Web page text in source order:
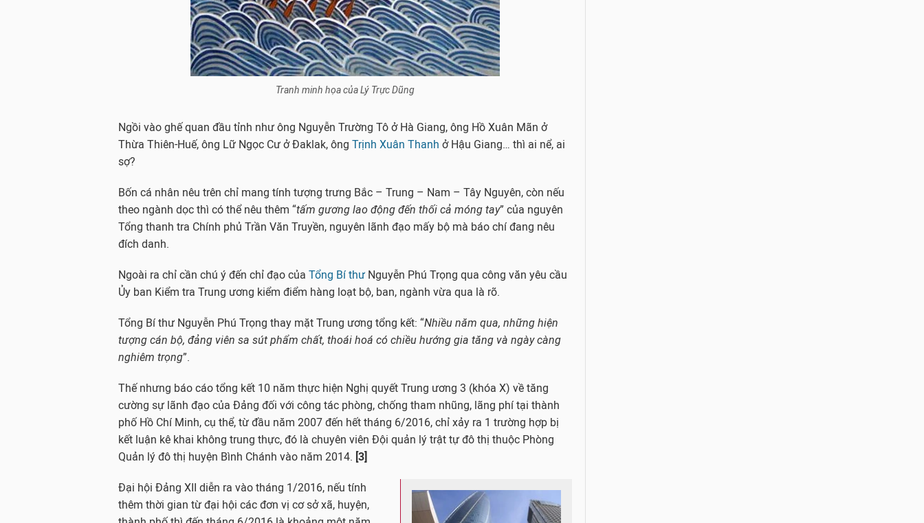
Tranh minh họa của Lý Trực Dũng
Ngồi vào ghế quan đầu tỉnh như ông Nguyễn Trường Tô ở Hà Giang, ông Hồ Xuân Mãn ở
Thừa Thiên-Huế, ông Lữ Ngọc Cư ở Đaklak, ông Trịnh Xuân Thanh ở Hậu Giang… thì ai nể, ai
sợ?
Bốn cá nhân nêu trên chỉ mang tính tượng trưng Bắc – Trung – Nam – Tây Nguyên, còn nếu
theo ngành dọc thì có thể nêu thêm “tấm gương lao động đến thối cả móng tay” của nguyên
Tổng thanh tra Chính phủ Trần Văn Truyền, nguyên lãnh đạo mấy bộ mà báo chí đang nêu
đích danh.
Ngoài ra chỉ cần chú ý đến chỉ đạo của Tổng Bí thư Nguyễn Phú Trọng qua công văn yêu cầu
Ủy ban Kiểm tra Trung ương kiểm điểm hàng loạt bộ, ban, ngành vừa qua là rõ.
Tổng Bí thư Nguyễn Phú Trọng thay mặt Trung ương tổng kết: “Nhiều năm qua, những hiện
tượng cán bộ, đảng viên sa sút phẩm chất, thoái hoá có chiều hướng gia tăng và ngày càng
nghiêm trọng”.
Thế nhưng báo cáo tổng kết 10 năm thực hiện Nghị quyết Trung ương 3 (khóa X) về tăng
cường sự lãnh đạo của Đảng đối với công tác phòng, chống tham nhũng, lãng phí tại thành
phố Hồ Chí Minh, cụ thể, từ đầu năm 2007 đến hết tháng 6/2016, chỉ xảy ra 1 trường hợp bị
kết luận kê khai không trung thực, đó là chuyên viên Đội quản lý trật tự đô thị thuộc Phòng
Quản lý đô thị huyện Bình Chánh vào năm 2014. [3]
Đại hội Đảng XII diễn ra vào tháng 1/2016, nếu tính
thêm thời gian từ đại hội các đơn vị cơ sở xã, huyện,